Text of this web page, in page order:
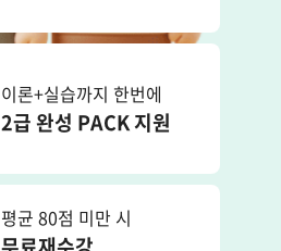
이론+실습까지 한번에
2급 완성 PACK 지원
평균 80점 미만 시